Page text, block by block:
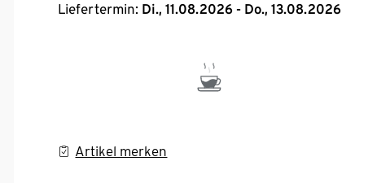
Liefertermin: Di., 11.08.2026 - Do., 13.08.2026
Artikel merken